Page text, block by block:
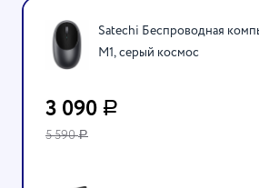
Satechi Беспроводная
M1, серый космос
3 090 Р
5 590Р